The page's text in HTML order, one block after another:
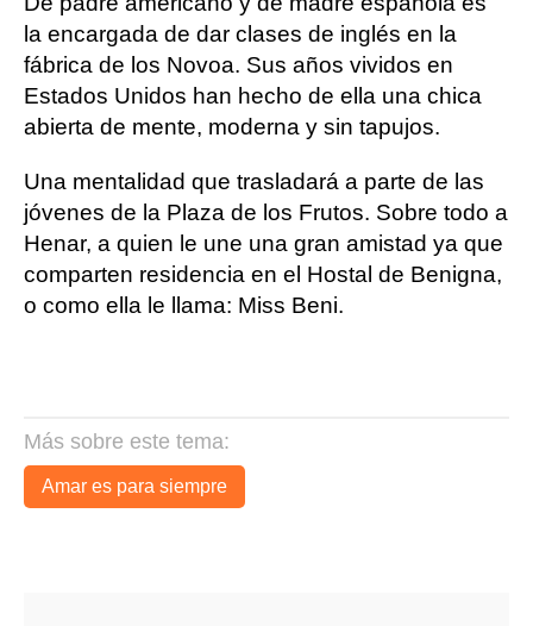
la encargada de dar clases de inglés en la
fábrica de los Novoa. Sus años vividos en
Estados Unidos han hecho de ella una chica
abierta de mente, moderna y sin tapujos.
Una mentalidad que trasladará a parte de las
jóvenes de la Plaza de los Frutos. Sobre todo a
Henar, a quien le une una gran amistad ya que
comparten residencia en el Hostal de Benigna,
o como ella le llama: Miss Beni.
Más sobre este tema:
Amar es para siempre